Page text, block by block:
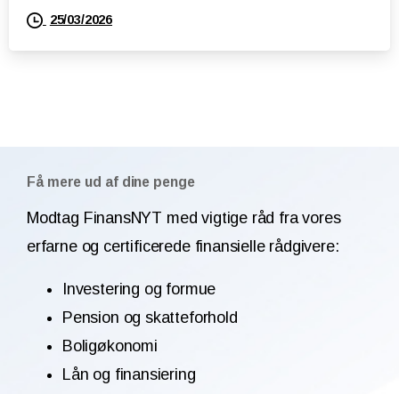
25/03/2026
Få mere ud af dine penge
Modtag FinansNYT med vigtige råd fra vores
erfarne og certificerede finansielle rådgivere:
Investering og formue
Pension og skatteforhold
Boligøkonomi
Lån og finansiering